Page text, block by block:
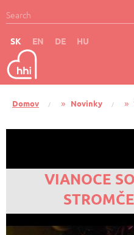
Search
SK EN DE HU
Main
navigation
Omrvinka
Domov Novinky
VIANOCE